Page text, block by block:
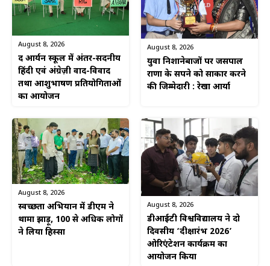
August 8, 2026
द आर्यन स्कूल में अंतर-सदनीय
हिंदी एवं अंग्रेज़ी वाद-विवाद
तथा आशुभाषण प्रतियोगिताओं
का आयोजन
August 8, 2026
युवा निशानेबाजों पर जसपाल
राणा के सपने को साकार करने
की जिम्मेदारी : रेखा आर्या
August 8, 2026
स्वच्छता अभियान में डीएम ने
थामा झाड़ू, 100 से अधिक लोगों
ने लिया हिस्सा
August 8, 2026
डीआईटी विश्वविद्यालय ने दो
दिवसीय ‘दीक्षारंभ 2026’
ओरिएंटेशन कार्यक्रम का
आयोजन किया